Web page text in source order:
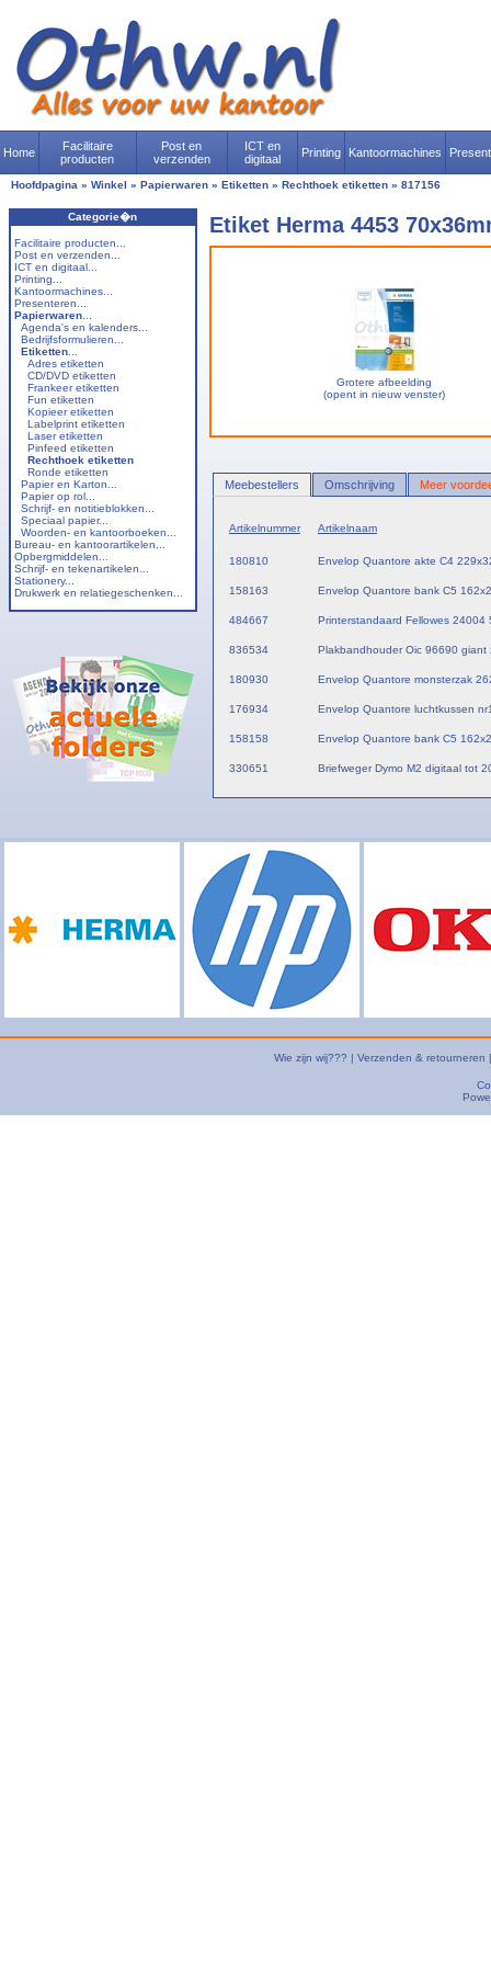
Home
Facilitaire
producten
Post en
verzenden
ICT en
digitaal
Printing Kantoormachines
Hoofdpagina » Winkel » Papierwaren » Etiketten » Rechthoek etiketten » 817156
Categorie�n
Facilitaire producten...
Post en verzenden...
ICT en digitaal...
Printing...
Kantoormachines...
Presenteren...
Papierwaren
Agenda's en kalenders...
Bedrijfsformulieren...
Etiketten
Adres etiketten
CD/DVD etiketten
Frankeer etiketten
Fun etiketten
Kopieer etiketten
Labelprint etiketten
Laser etiketten
Pinfeed etiketten
Rechthoek etiketten
Ronde etiketten
Papier en Karton...
Papier op rol...
Schrijf- en notitieblokken...
Speciaal papier...
Woorden- en kantoorboeken...
Bureau- en kantoorartikelen...
Opbergmiddelen...
Schrijf- en tekenartikelen...
Stationery...
Drukwerk en relatiegeschenken...
Etiket Herma 4453
Grotere afbeelding
(opent in nieuw venster)
Meebestellers Omschrijving Meer
Artikelnummer Artikelnaam
180810 Envelop Quantore akte C4
158163 Envelop Quantore bank C5
484667 Printerstandaard Fellowes 24004
836534 Plakbandhouder Oic 96690 giant
180930 Envelop Quantore monsterzak
176934 Envelop Quantore luchtkussen
158158 Envelop Quantore bank C5
330651 Briefweger Dymo M2 digitaal tot
Wie zijn wij??? | Verzenden & retourneren